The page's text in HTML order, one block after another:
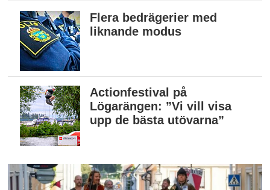
Flera bedrägerier med
liknande modus
Actionfestival på
Lögarängen: ”Vi vill visa
upp de bästa utövarna”